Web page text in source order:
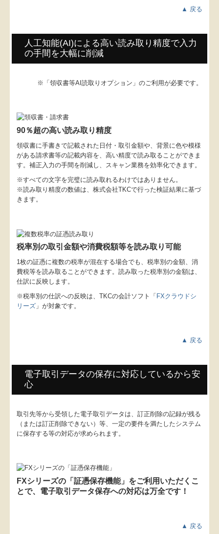
▲ 戻る
人工知能(AI)による高い読み取り精度で入力
の手間を大幅に削減
※「領収書等AI読取りオプション」のご利用が必要です。
90％超の高い読み取り精度
領収書に手書きで記載された日付・取引金額や、背景に色や模様
がある請求書等の記載内容を、高い精度で読み取ることができま
す。補正入力の手間を削減し、スキャン業務を効率化できます。
※すべての⽂字を完璧に読み取れるわけではありません。
※読み取り精度の数値は、株式会社TKCで⾏った検証結果に基づ
きます。
税率別の取引金額や消費税額等を読み取り可能
1枚の証憑に複数の税率が混在する場合でも、税率別の金額、消
費税等を読み取ることができます。読み取った税率別の金額は、
仕訳に反映します。
※税率別の仕訳への反映は、TKCの会計ソフト「 FXクラウドシ
リーズ 」が対象です。
▲ 戻る
電子取引データの保存に対応しているから安
心
取引先等から受領した電子取引データは、訂正削除の記録が残る
（または訂正削除できない）等、一定の要件を満たしたシステム
に保存する等の対応が求められます。
FXシリーズの「証憑保存機能」をご利用いただくこ
とで、電子取引データ保存への対応は万全です！
▲ 戻る